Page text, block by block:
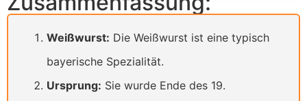
Weißwurst: Die Weißwurst ist eine typisch
bayerische Spezialität.
Ursprung: Sie wurde Ende des 19.